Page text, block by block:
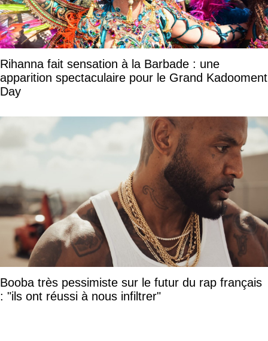
Rihanna fait sensation à la Barbade : une
apparition spectaculaire pour le Grand Kadooment
Day
Booba très pessimiste sur le futur du rap français
: "ils ont réussi à nous infiltrer"